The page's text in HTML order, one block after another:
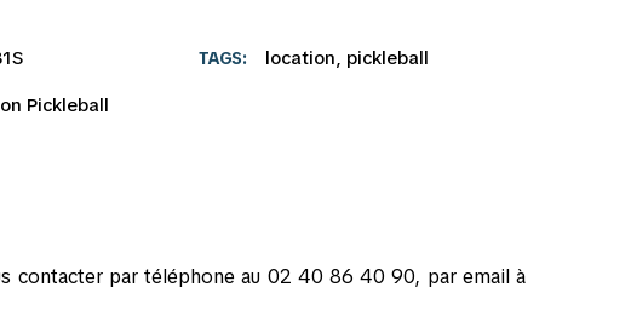
Pickleball
TAGS location, pickleball
contacter par téléphone au 02 40 86 40 90, par email à